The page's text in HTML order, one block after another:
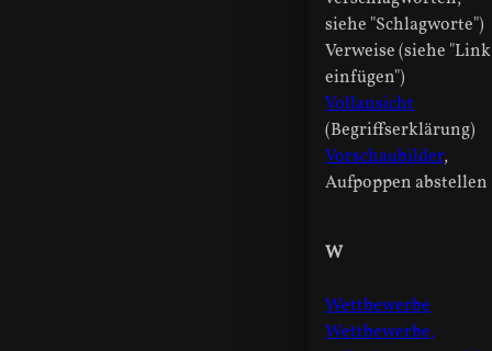
siehe "Schlagworte")
Verweise (siehe "Link
einfügen")
Vollansicht
(Begriffserklärung)
Vorschaubilder,
Aufpoppen abstellen
W
Wettbewerbe
Wettbewerbe,